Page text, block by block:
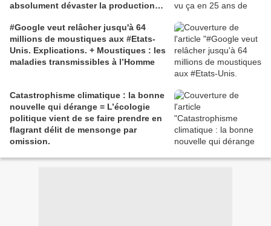
absolument dévaster la production
#Google veut relâcher jusqu'à 64
millions de moustiques aux #Etats-
Unis. Explications. + Moustiques : les
maladies transmissibles à l’Homme
Catastrophisme climatique : la bonne
nouvelle qui dérange = L’écologie
politique vient de se faire prendre en
flagrant délit de mensonge par
omission.